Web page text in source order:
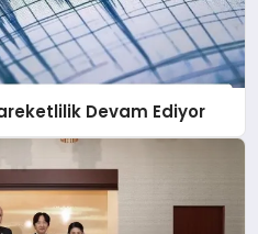
Devam Ediyor